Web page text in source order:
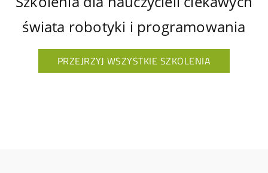
świata robotyki i programowania
PRZEJRZYJ WSZYSTKIE SZKOLENIA